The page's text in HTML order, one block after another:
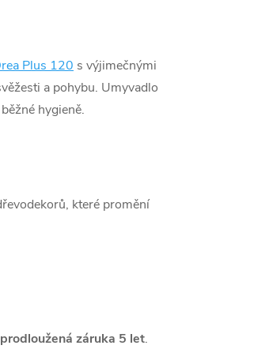
Plus 120 s výjimečnými
a pohybu. Umyvadlo
hygieně.
které promění
prodloužená záruka 5 let.